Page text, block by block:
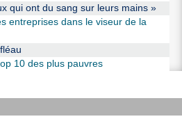
qui ont du sang sur leurs mains »
entreprises dans le viseur de la
10 des plus pauvres